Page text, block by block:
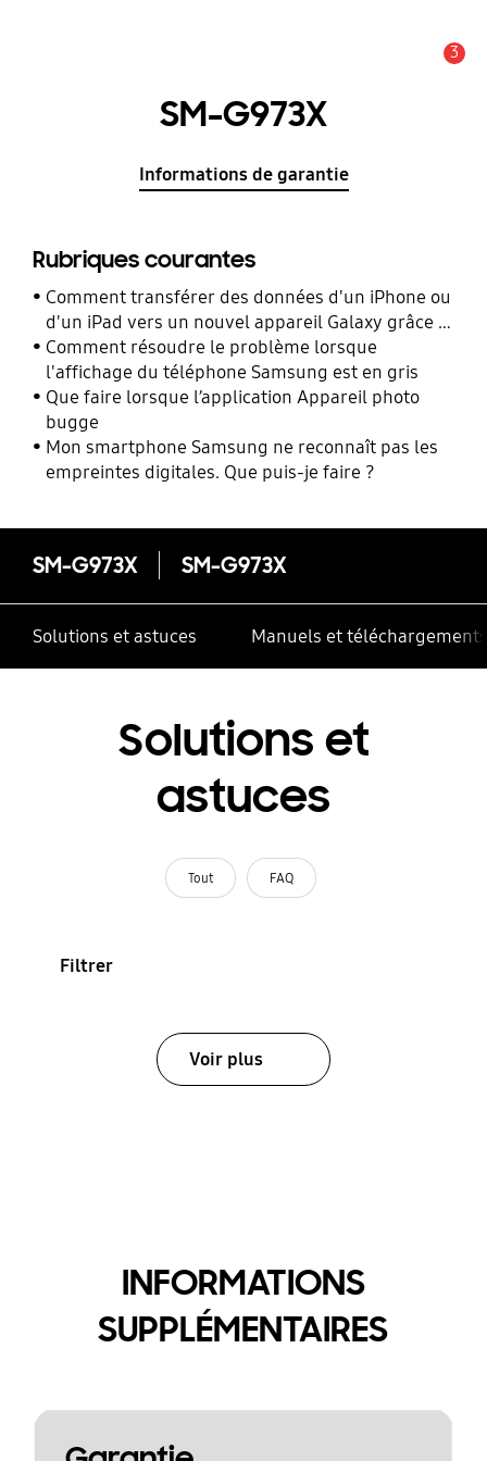
3
SM-G973X
Informations de garantie
Rubriques courantes
Comment transférer des données d'un iPhone ou
d'un iPad vers un nouvel appareil Galaxy grâce à
Smart Switch ?
Comment résoudre le problème lorsque
l'affichage du téléphone Samsung est en gris
Que faire lorsque l’application Appareil photo
bugge
Mon smartphone Samsung ne reconnaît pas les
empreintes digitales. Que puis-je faire ?
SM-G973X SM-G973X
Solutions et astuces Manuels et téléchargements
Solutions et
astuces
Tout FAQ
Filtrer
Voir plus
INFORMATIONS
SUPPLÉMENTAIRES